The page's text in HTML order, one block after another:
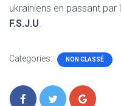
ukrainiens en passant par
F.S.J.U
Categories: NON CLASSÉ